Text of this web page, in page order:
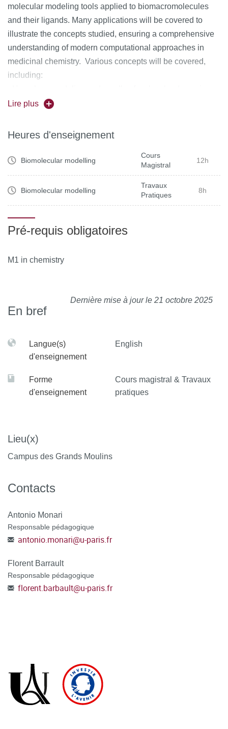
molecular modeling tools applied to biomacromolecules
and their ligands. Many applications will be covered to
illustrate the concepts studied, ensuring a comprehensive
understanding of modern computational approaches in
medicinal chemistry. Various concepts will be covered,
including:
simulations.
virtual screening
- More complex inhibitors: irreversible or allosteric
Lire plus
Heures d'enseignement
Biomolecular modelling
Cours
Magistral
12h
Biomolecular modelling
Travaux
Pratiques
8h
Pré-requis obligatoires
M1 in chemistry
Dernière mise à jour le 21 octobre 2025
En bref
Langue(s)
d'enseignement
English
Forme
d'enseignement
Cours magistral & Travaux
pratiques
Lieu(x)
Campus des Grands Moulins
Contacts
Antonio Monari
Responsable pédagogique
antonio.monari@u-paris.fr
Florent Barrault
Responsable pédagogique
florent.barbault@u-paris.fr